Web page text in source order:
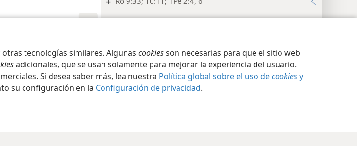
otras tecnologías similares. Algunas cookiesson necesarias para que el sitio web
adicionales, que se usan solamente para mejorar la experiencia del usuario.
Si desea saber más, lea nuestra Política global sobre el uso decookiesy
su configuración en la Configuración de privacidad.
Notas
* O “la plomada”.